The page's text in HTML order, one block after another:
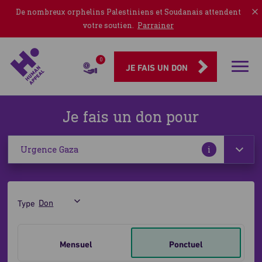
De nombreux orphelins Palestiniens et Soudanais attendent
votre soutien. Parrainer
0
JE FAIS UN DON
Je fais un don pour
Plus
i
La bande de Gaza s'effondre
Type
Mensuel Ponctuel